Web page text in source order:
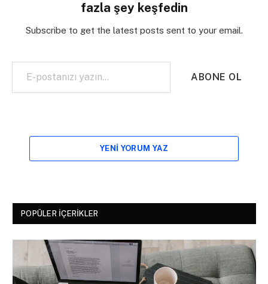
fazla şey keşfedin
Subscribe to get the latest posts sent to your email.
E-postanızı yazın…
ABONE OL
YENI YORUM YAZ
POPÜLER İÇERIKLER